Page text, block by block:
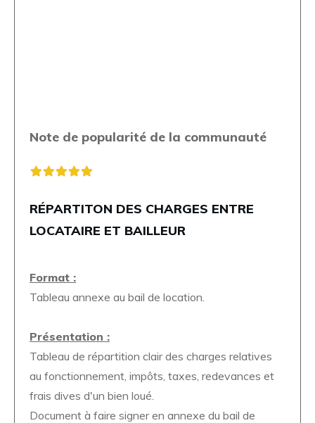
Note de popularité de la communauté
RÉPARTITON DES CHARGES ENTRE
LOCATAIRE ET BAILLEUR
Format :
Tableau annexe au bail de location.
Présentation :
Tableau de répartition clair des charges relatives
au fonctionnement, impôts, taxes, redevances et
frais dives d'un bien loué.
Document à faire signer en annexe du bail de